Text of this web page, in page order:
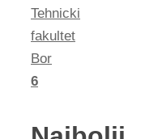
Tehnicki
fakultet
Bor
6